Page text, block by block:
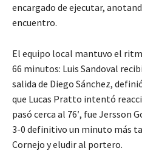
encargado de ejecutar,
encuentro.
El equipo local mantuvo el
66 minutos: Luis Sandoval
salida de Diego Sánchez,
que Lucas Pratto intentó
pasó cerca al 76′, fue Jersson
3-0 definitivo un minuto más
Cornejo y eludir al portero.